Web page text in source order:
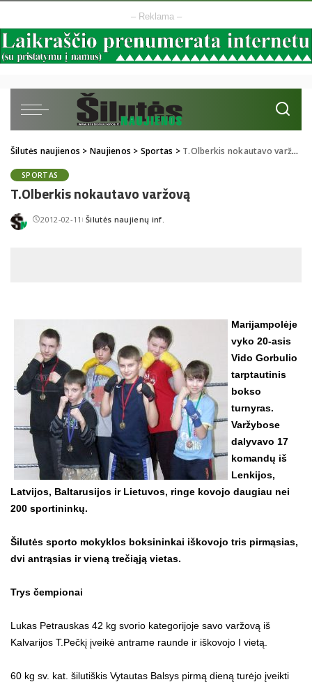
– Reklama –
Šilutės naujienos > Naujienos > Sportas > T.Olberkis nokautavo varžovą
SPORTAS
T.Olberkis nokautavo varžovą
2012-02-11 Posted
Šilutės naujienų inf.
Marijampolėje
vyko 20-asis
Vido Gorbulio
tarptautinis
bokso
turnyras.
Varžybose
dalyvavo 17
komandų iš
Lenkijos,
Latvijos, Baltarusijos ir Lietuvos, ringe kovojo daugiau nei
200 sportininkų.
Šilutės sporto mokyklos boksininkai iškovojo tris pirmąsias,
dvi antrąsias ir vieną trečiąją vietas.
Trys čempionai
Lukas Petrauskas 42 kg svorio kategorijoje savo varžovą iš
Kalvarijos T.Pečkį įveikė antrame raunde ir iškovojo I vietą.
60 kg sv. kat. šilutiškis Vytautas Balsys pirmą dieną turėjo įveikti